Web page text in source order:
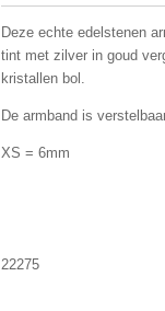
Deze echte edelstenen
tint met zilver in goud
kristallen bol.
De armband is
XS = 6mm
22275